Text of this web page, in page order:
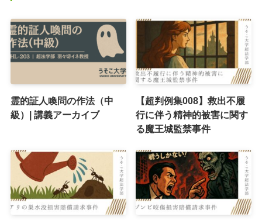
霊的証人喚問の作法（中
級）| 講義アーカイブ
【超判例集008】救出不履
行に伴う精神的被害に関す
る魔王城監禁事件